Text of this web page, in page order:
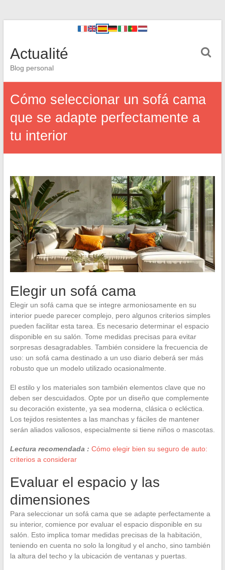
Actualité
Blog personal
Cómo seleccionar un sofá cama
que se adapte perfectamente a
tu interior
Elegir un sofá cama
Elegir un sofá cama que se integre armoniosamente en su
interior puede parecer complejo, pero algunos criterios simples
pueden facilitar esta tarea. Es necesario determinar el espacio
disponible en su salón. Tome medidas precisas para evitar
sorpresas desagradables. También considere la frecuencia de
uso: un sofá cama destinado a un uso diario deberá ser más
robusto que un modelo utilizado ocasionalmente.
El estilo y los materiales son también elementos clave que no
deben ser descuidados. Opte por un diseño que complemente
su decoración existente, ya sea moderna, clásica o ecléctica.
Los tejidos resistentes a las manchas y fáciles de mantener
serán aliados valiosos, especialmente si tiene niños o mascotas.
Lectura recomendada : Cómo elegir bien su seguro de auto:
criterios a considerar
Evaluar el espacio y las
dimensiones
Para seleccionar un sofá cama que se adapte perfectamente a
su interior, comience por evaluar el espacio disponible en su
salón. Esto implica tomar medidas precisas de la habitación,
teniendo en cuenta no solo la longitud y el ancho, sino también
la altura del techo y la ubicación de ventanas y puertas.